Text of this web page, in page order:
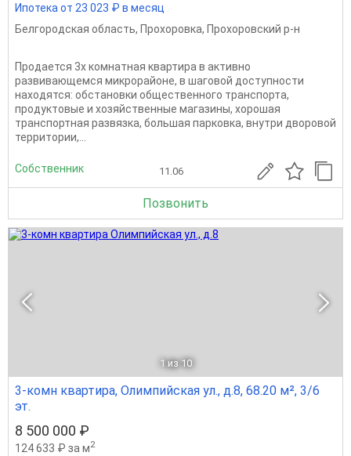
Ипотека от 23 023 ₽ в месяц
Белгородская область, Прохоровка, Прохоровский р-н
Продается 3х комнатная квартира в активно
развивающемся микрорайоне, в шаговой доступности
находятся: обстановки общественного транспорта,
продуктовые и хозяйственные магазины, хорошая
транспортная развязка, большая парковка, внутри дворовой
территории,...
Собственник 11.06
Позвонить
1 из 10
3-комн квартира, Олимпийская ул., д.8, 68.20 м², 3/6
эт.
8 500 000 ₽
124 633 ₽ за м2